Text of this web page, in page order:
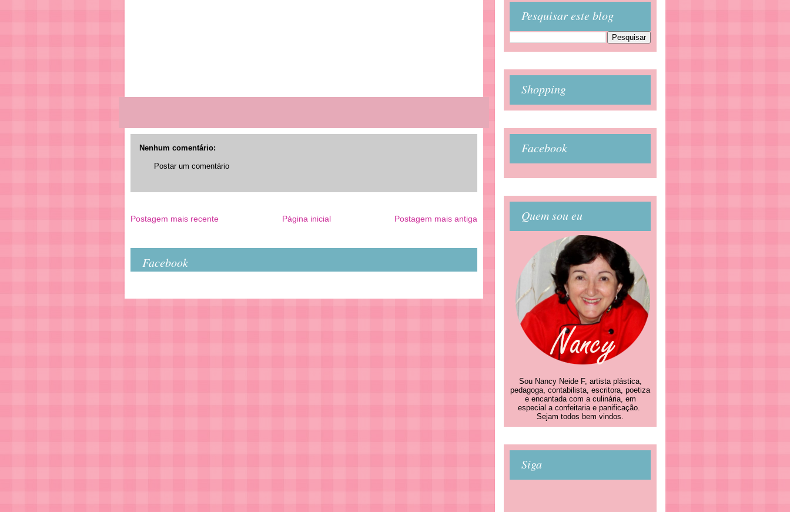
Nenhum comentário:
Postar um comentário
Postagem mais recente Postagem mais antiga
Página inicial
Facebook
Pesquisar este blog
Shopping
Facebook
Quem sou eu
Sou Nancy Neide F, artista plástica,
pedagoga, contabilista, escritora, poetiza
e encantada com a culinária, em
especial a confeitaria e panificação.
Sejam todos bem vindos.
Siga